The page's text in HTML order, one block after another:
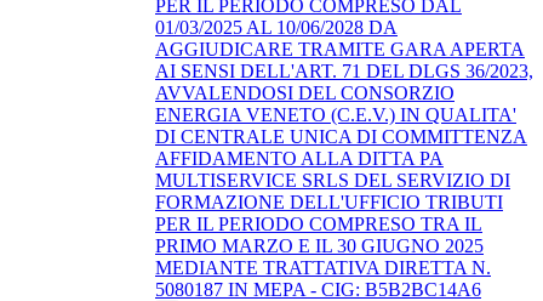
PER IL PERIODO COMPRESO DAL
01/03/2025 AL 10/06/2028 DA
AGGIUDICARE TRAMITE GARA APERTA
AI SENSI DELL'ART. 71 DEL DLGS 36/2023,
AVVALENDOSI DEL CONSORZIO
ENERGIA VENETO (C.E.V.) IN QUALITA'
DI CENTRALE UNICA DI COMMITTENZA
AFFIDAMENTO ALLA DITTA PA
MULTISERVICE SRLS DEL SERVIZIO DI
FORMAZIONE DELL'UFFICIO TRIBUTI
PER IL PERIODO COMPRESO TRA IL
PRIMO MARZO E IL 30 GIUGNO 2025
MEDIANTE TRATTATIVA DIRETTA N.
5080187 IN MEPA - CIG: B5B2BC14A6